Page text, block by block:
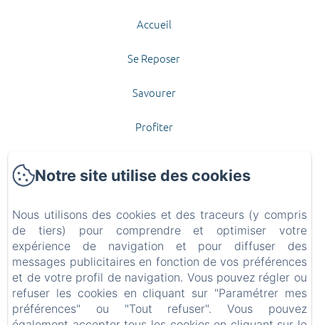
Accueil
Se Reposer
Savourer
Profiter
Politique de confidentialité
Informations légales
Informations sur les cookies
Notre site utilise des cookies
Nous utilisons des cookies et des traceurs (y compris
de tiers) pour comprendre et optimiser votre
expérience de navigation et pour diffuser des
messages publicitaires en fonction de vos préférences
et de votre profil de navigation. Vous pouvez régler ou
refuser les cookies en cliquant sur "Paramétrer mes
préférences" ou "Tout refuser". Vous pouvez